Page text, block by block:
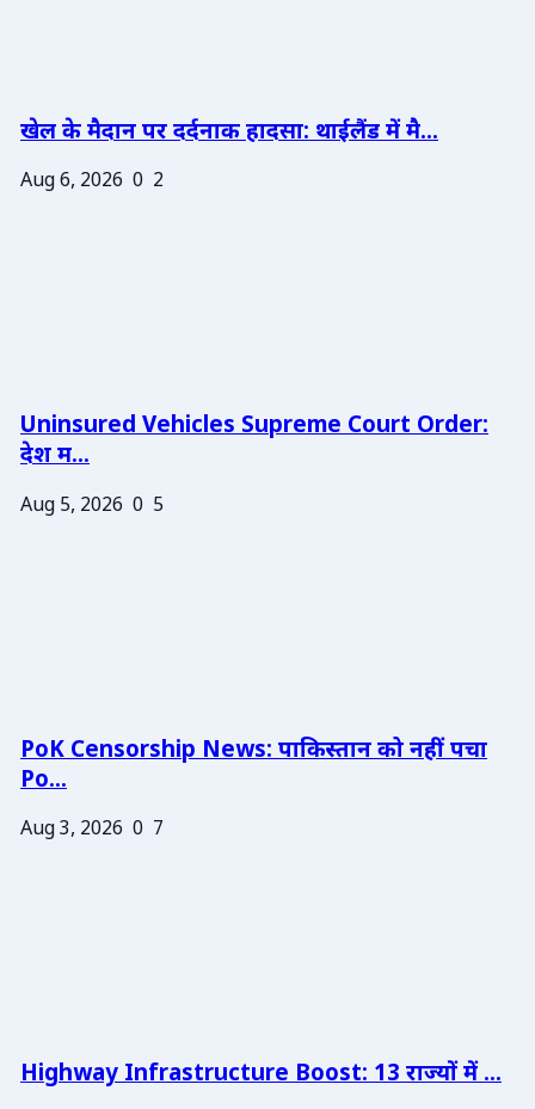
खेल के मैदान पर दर्दनाक हादसा: थाईलैंड में मै...
Aug 6, 2026 0 2
Uninsured Vehicles Supreme Court Order:
देश म...
Aug 5, 2026 0 5
PoK Censorship News: पाकिस्तान को नहीं पचा
Po...
Aug 3, 2026 0 7
Highway Infrastructure Boost: 13 राज्यों में ...